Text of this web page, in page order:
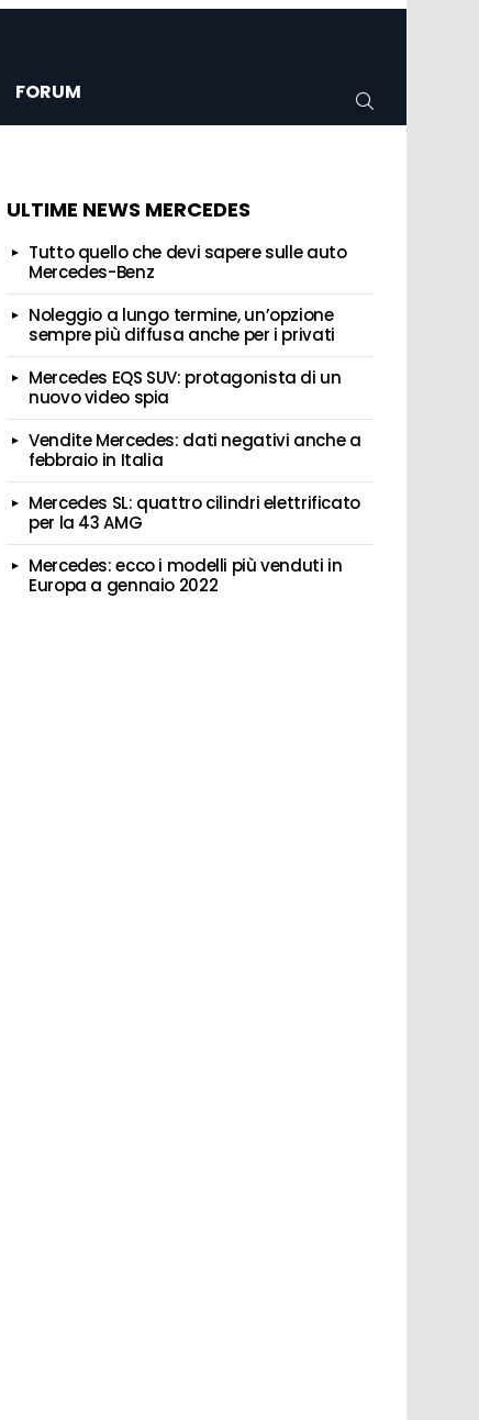
FORUM
ULTIME NEWS MERCEDES
Tutto quello che devi sapere sulle auto
Mercedes-Benz
Noleggio a lungo termine, un’opzione
sempre più diffusa anche per i privati
Mercedes EQS SUV: protagonista di un
nuovo video spia
Vendite Mercedes: dati negativi anche a
febbraio in Italia
Mercedes SL: quattro cilindri elettrificato
per la 43 AMG
Mercedes: ecco i modelli più venduti in
Europa a gennaio 2022